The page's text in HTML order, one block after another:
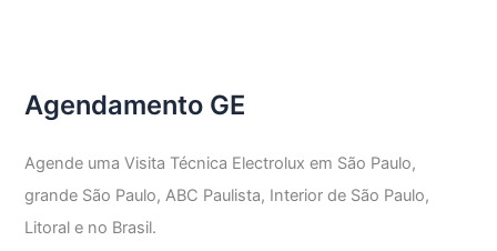
Agendamento GE
Agende uma Visita Técnica Electrolux em São Paulo,
grande São Paulo, ABC Paulista, Interior de São Paulo,
Litoral e no Brasil.